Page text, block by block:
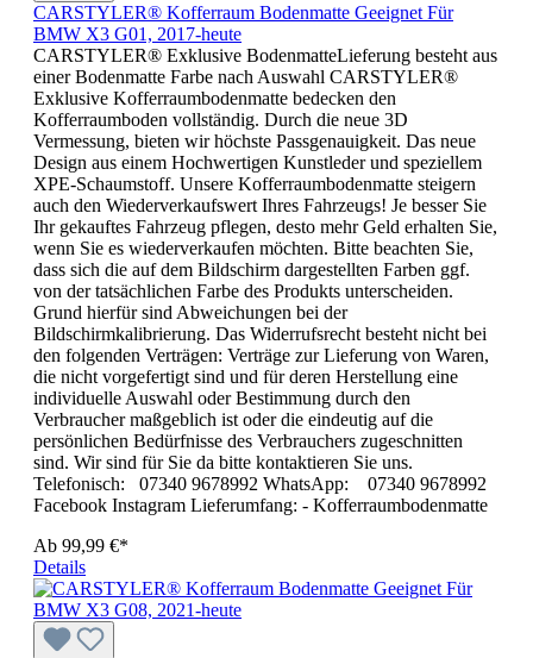
CARSTYLER® Kofferraum Bodenmatte Geeignet Für
BMW X3 G01, 2017-heute
CARSTYLER® Exklusive BodenmatteLieferung besteht aus
einer Bodenmatte Farbe nach Auswahl CARSTYLER®
Exklusive Kofferraumbodenmatte bedecken den
Kofferraumboden vollständig. Durch die neue 3D
Vermessung, bieten wir höchste Passgenauigkeit. Das neue
Design aus einem Hochwertigen Kunstleder und speziellem
XPE-Schaumstoff. Unsere Kofferraumbodenmatte steigern
auch den Wiederverkaufswert Ihres Fahrzeugs! Je besser Sie
Ihr gekauftes Fahrzeug pflegen, desto mehr Geld erhalten Sie,
wenn Sie es wiederverkaufen möchten. Bitte beachten Sie,
dass sich die auf dem Bildschirm dargestellten Farben ggf.
von der tatsächlichen Farbe des Produkts unterscheiden.
Grund hierfür sind Abweichungen bei der
Bildschirmkalibrierung. Das Widerrufsrecht besteht nicht bei
den folgenden Verträgen: Verträge zur Lieferung von Waren,
die nicht vorgefertigt sind und für deren Herstellung eine
individuelle Auswahl oder Bestimmung durch den
Verbraucher maßgeblich ist oder die eindeutig auf die
persönlichen Bedürfnisse des Verbrauchers zugeschnitten
sind. Wir sind für Sie da bitte kontaktieren Sie uns.
Telefonisch: 07340 9678992 WhatsApp: 07340 9678992
Facebook Instagram Lieferumfang: - Kofferraumbodenmatte
Ab 99,99 €*
Details